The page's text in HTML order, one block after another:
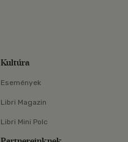
Kultúra
Események
Libri Magazin
Libri Mini Polc